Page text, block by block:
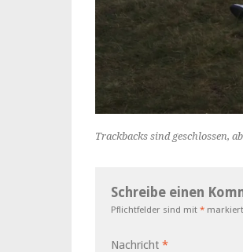
Trackbacks sind geschlossen,
Schreibe einen
Pflichtfelder sind mit *
Nachricht *